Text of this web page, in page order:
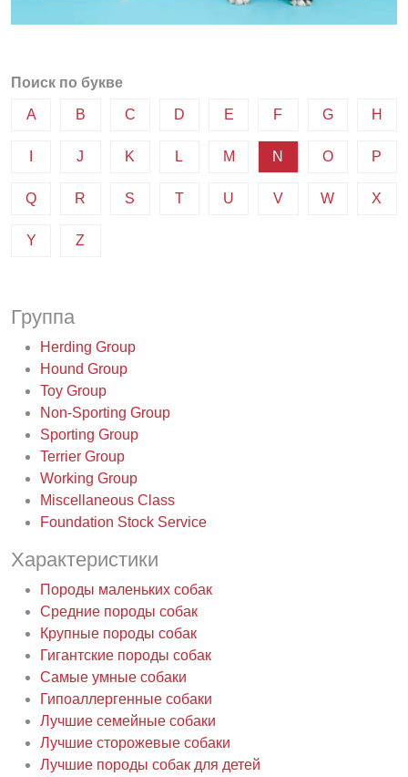
Поиск по букве
A B C D E F G H
J K L M N O P
Q R S T U V W X
Y Z
Группа
Herding Group
Hound Group
Toy Group
Non-Sporting Group
Sporting Group
Terrier Group
Working Group
Miscellaneous Class
Foundation Stock Service
Характеристики
Породы маленьких собак
Средние породы собак
Крупные породы собак
Гигантские породы собак
Самые умные собаки
Гипоаллергенные собаки
Лучшие семейные собаки
Лучшие сторожевые собаки
Лучшие породы собак для детей